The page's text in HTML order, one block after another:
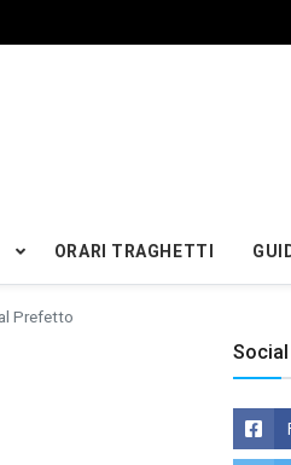
ORARI TRAGHETTI
Prefetto